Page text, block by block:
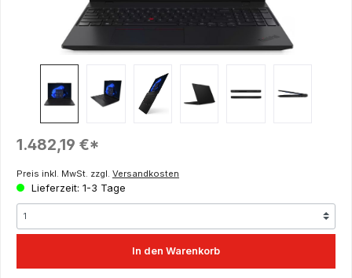
Regulärer Preis:
1.482,19 €*
Preis inkl. MwSt. zzgl. Versandkosten
Lieferzeit: 1-3 Tage
In den Warenkorb